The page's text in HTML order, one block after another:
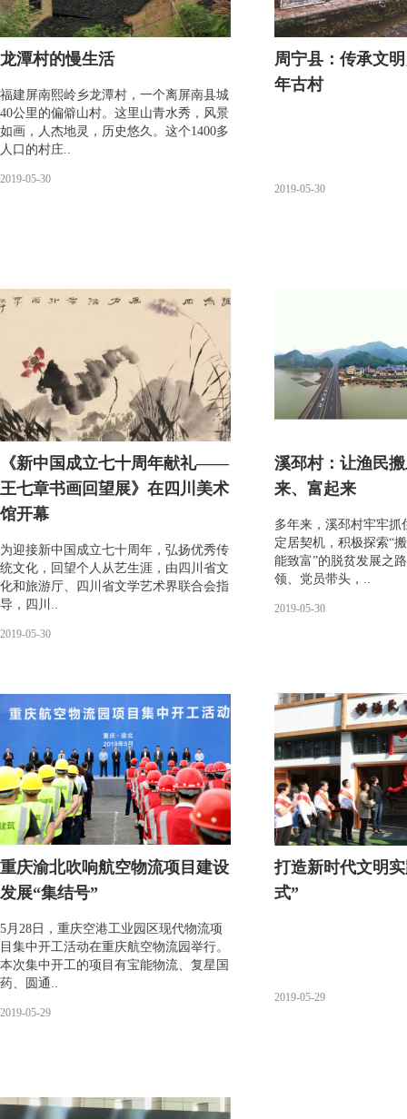
龙潭村的慢生活
福建屏南熙岭乡龙潭村，一个离屏南县城
40公里的偏僻山村。这里山青水秀，风景
如画，人杰地灵，历史悠久。这个1400多
人口的村庄..
2019-05-30
周宁县：传承文
年古村
2019-05-30
《新中国成立七十周年献礼——
王七章书画回望展》在四川美术
馆开幕
为迎接新中国成立七十周年，弘扬优秀传
统文化，回望个人从艺生涯，由四川省文
化和旅游厅、四川省文学艺术界联合会指
导，四川..
2019-05-30
溪邳村：让渔民
来、富起来
多年来，溪邳村牢牢抓
定居契机，积极探索“
能致富”的脱贫发展之
领、党员带头，..
2019-05-30
重庆渝北吹响航空物流项目建设
发展“集结号”
5月28日，重庆空港工业园区现代物流项
目集中开工活动在重庆航空物流园举行。
本次集中开工的项目有宝能物流、复星国
药、圆通..
2019-05-29
打造新时代文明
式”
2019-05-29